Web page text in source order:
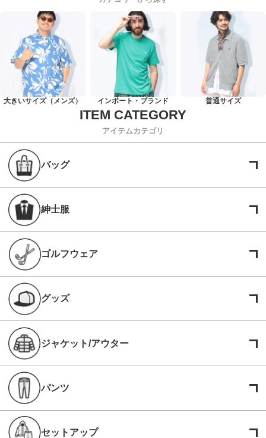
大きいサイズ（メンズ） インポート・ブランド 普通サイズ
アイテムカテゴリ
バッグ
紳士服
ゴルフウェア
グッズ
ジャケット/アウター
パンツ
セットアップ